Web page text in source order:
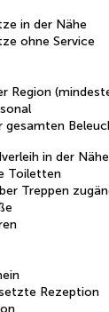
in der Nähe
ohne Service
Region
gesamten
in der Nähe
Toiletten
Treppen
Rezeption